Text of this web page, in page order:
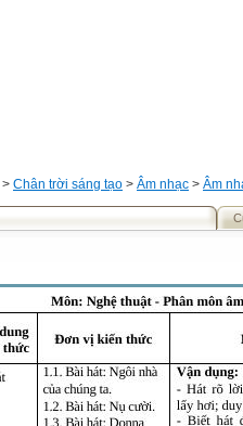
> Chân trời sáng tạo > Âm nhạc > Âm